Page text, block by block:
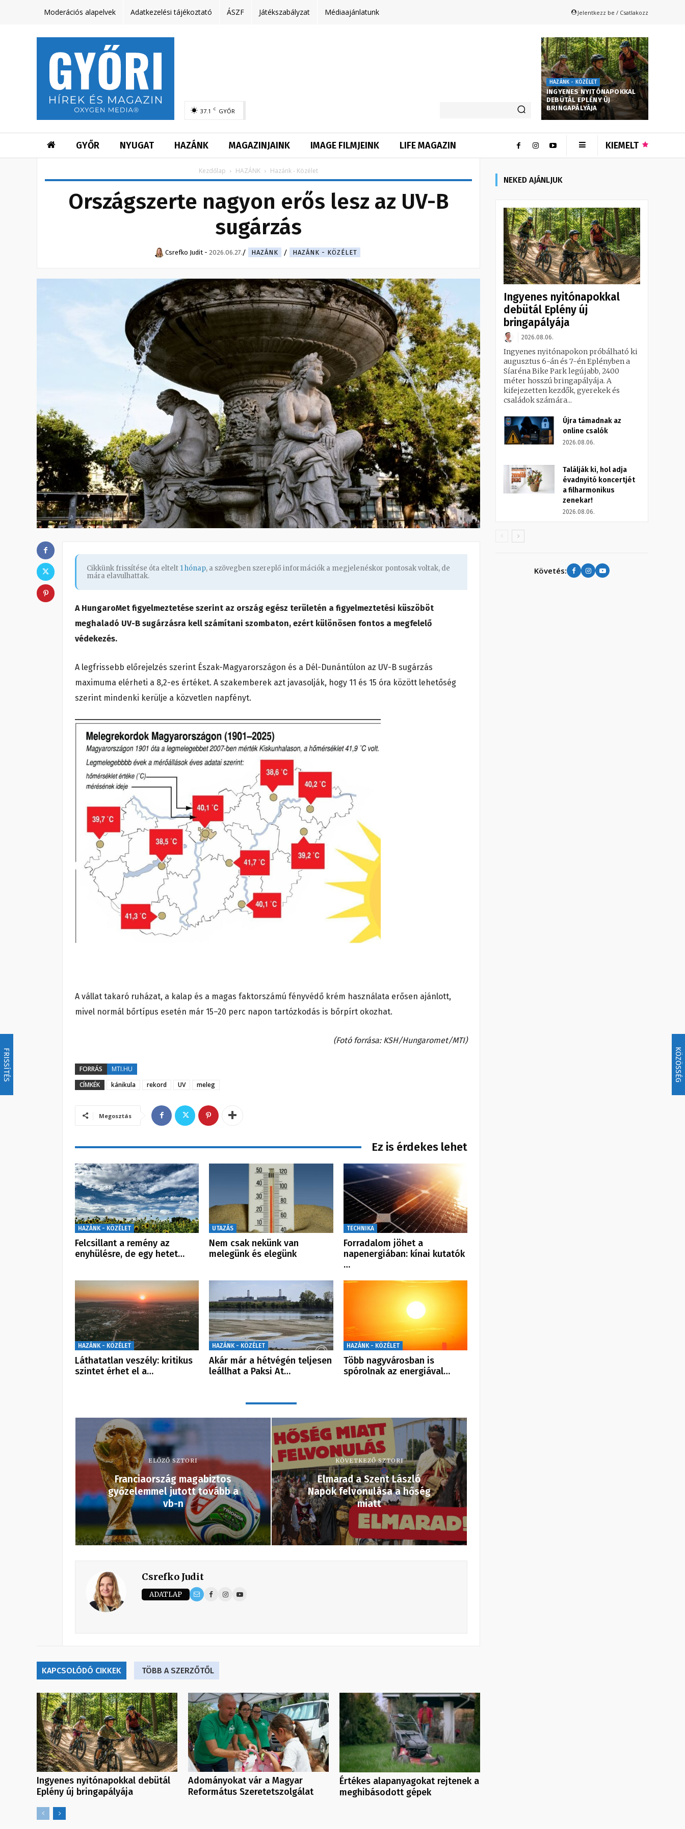
FRISSÍTÉS KÖZÖSSÉG
Moderációs alapelvek Adatkezelési tájékoztató ÁSZF Játékszabályzat Médiaajánlatunk Jelentkezz be / Csatlakozz
37.1 C GYŐR
HAZÁNK - KÖZÉLET
INGYENES NYITÓNAPOKKAL
DEBÜTÁL EPLÉNY ÚJ
BRINGAPÁLYÁJA
GYŐR NYUGAT HAZÁNK MAGAZINJAINK IMAGE FILMJEINK LIFE MAGAZIN KIEMELT
Kezdőlap HAZÁNK Hazánk - Közélet
Országszerte nagyon erős lesz az UV-B
sugárzás
Csrefko Judit - 2026.06.27. HAZÁNK HAZÁNK - KÖZÉLET
Cikkünk frissítése óta eltelt 1 hónap, a szövegben szereplő információk a megjelenéskor pontosak voltak, de
mára elavulhattak.
A HungaroMet figyelmeztetése szerint az ország egész területén a figyelmeztetési küszöböt
meghaladó UV-B sugárzásra kell számítani szombaton, ezért különösen fontos a megfelelő
védekezés.
A legfrissebb előrejelzés szerint Észak-Magyarországon és a Dél-Dunántúlon az UV-B sugárzás
maximuma elérheti a 8,2-es értéket. A szakemberek azt javasolják, hogy 11 és 15 óra között lehetőség
szerint mindenki kerülje a közvetlen napfényt.
A vállat takaró ruházat, a kalap és a magas faktorszámú fényvédő krém használata erősen ajánlott,
mivel normál bőrtípus esetén már 15–20 perc napon tartózkodás is bőrpírt okozhat.
(Fotó forrása: KSH/Hungaromet/MTI)
FORRÁS
MTI.HU
CÍMKÉK
kánikula rekord UV meleg
Megosztás
Ez is érdekes lehet
HAZÁNK - KÖZÉLET
Felcsillant a remény az
enyhülésre, de egy hetet…
UTAZÁS
Nem csak nekünk van
melegünk és elegünk
TECHNIKA
Forradalom jöhet a
napenergiában: kínai kutatók
…
HAZÁNK - KÖZÉLET
Láthatatlan veszély: kritikus
szintet érhet el a…
HAZÁNK - KÖZÉLET
Akár már a hétvégén teljesen
leállhat a Paksi At…
HAZÁNK - KÖZÉLET
Több nagyvárosban is
spórolnak az energiával…
ELŐZŐ SZTORI
Franciaország magabiztos
győzelemmel jutott tovább a
vb-n
KÖVETKEZŐ SZTORI
Elmarad a Szent László
Napok felvonulása a hőség
miatt
Csrefko Judit
ADATLAP
KAPCSOLÓDÓ CIKKEK TÖBB A SZERZŐTŐL
Ingyenes nyitónapokkal debütál
Eplény új bringapályája
Adományokat vár a Magyar
Református Szeretetszolgálat
Értékes alapanyagokat rejtenek a
meghibásodott gépek
NEKED AJÁNLJUK
Ingyenes nyitónapokkal
debütál Eplény új
bringapályája
2026.08.06.
Ingyenes nyitónapokon próbálható ki
augusztus 6-án és 7-én Eplényben a
Síaréna Bike Park legújabb, 2400
méter hosszú bringapályája. A
kifejezetten kezdők, gyerekek és
családok számára...
Újra támadnak az
online csalók
2026.08.06.
Találják ki, hol adja
évadnyitó koncertjét
a filharmonikus
zenekar!
2026.08.06.
Követés: